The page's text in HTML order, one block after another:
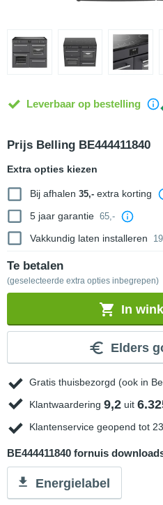
Leverbaar op bestelling
Prijs Belling BE444411840
Extra opties kiezen
Bij afhalen 35,-extra korting
5 jaar garantie 65,-
Vakkundig laten installeren
Te betalen
(geselecteerde extra opties inbegrepen)
In
Elders
Gratis thuisbezorgd (ook in
Klantwaardering 9,2 uit
Klantenservice geopend tot
BE444411840 fornuis
Energielabel